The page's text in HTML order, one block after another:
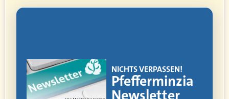
EMAGAZIN
Makler